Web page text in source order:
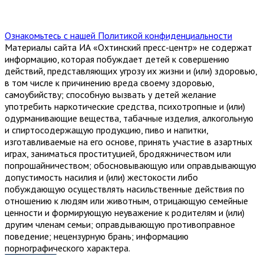
Ознакомьтесь с нашей Политикой конфиденциальности
Материалы сайта ИА «Охтинский пресс-центр» не содержат
информацию, которая побуждает детей к совершению
действий, представляющих угрозу их жизни и (или) здоровью,
в том числе к причинению вреда своему здоровью,
самоубийству; способную вызвать у детей желание
употребить наркотические средства, психотропные и (или)
одурманивающие вещества, табачные изделия, алкогольную
и спиртосодержащую продукцию, пиво и напитки,
изготавливаемые на его основе, принять участие в азартных
играх, заниматься проституцией, бродяжничеством или
попрошайничеством; обосновывающую или оправдывающую
допустимость насилия и (или) жестокости либо
побуждающую осуществлять насильственные действия по
отношению к людям или животным, отрицающую семейные
ценности и формирующую неуважение к родителям и (или)
другим членам семьи; оправдывающую противоправное
поведение; нецензурную брань; информацию
порнографического характера.